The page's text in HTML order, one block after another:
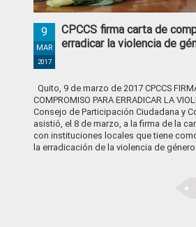
CPCCS firma carta de
erradicar la violencia de
9
MAR
2017
Quito, 9 de marzo de 2017 CPCCS
COMPROMISO PARA ERRADICAR LA
Consejo de Participación Ciudadana y
asistió, el 8 de marzo, a la firma de la
con instituciones locales que tiene
la erradicación de la violencia de género